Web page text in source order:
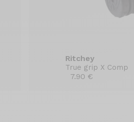
Ritchey
True grip X Comp
7.90 €